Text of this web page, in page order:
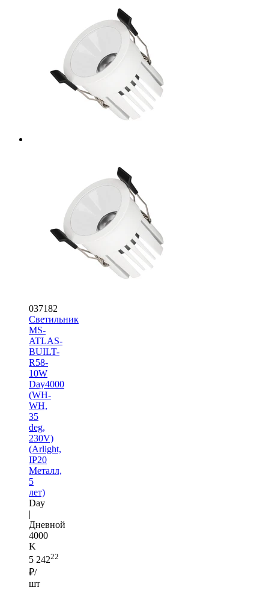
037182
Светильник
MS-
ATLAS-
BUILT-
R58-
10W
Day4000
(WH-
WH,
35
deg,
230V)
(Arlight,
IP20
Металл,
5
лет)
Day
|
Дневной
4000
K
5 24222
₽/
шт